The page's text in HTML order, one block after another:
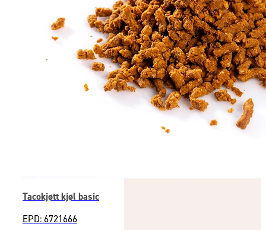
Tacokjøtt kjøl basic
EPD: 6721666